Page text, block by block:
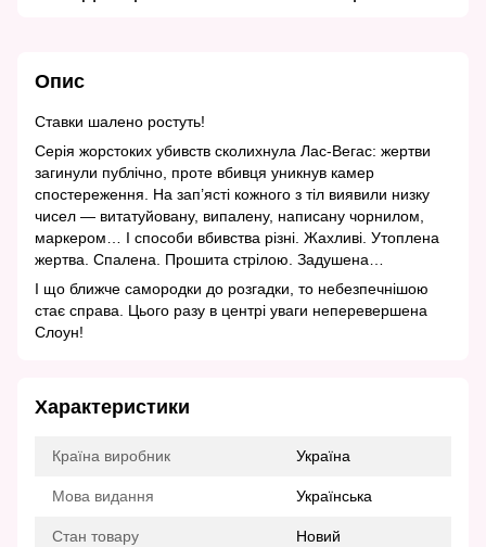
Опис
Ставки шалено ростуть!
Серія жорстоких убивств сколихнула Лас-Вегас: жертви
загинули публічно, проте вбивця уникнув камер
спостереження. На зап’ясті кожного з тіл виявили низку
чисел — витатуйовану, випалену, написану чорнилом,
маркером… І способи вбивства різні. Жахливі. Утоплена
жертва. Спалена. Прошита стрілою. Задушена…
І що ближче самородки до розгадки, то небезпечнішою
стає справа. Цього разу в центрі уваги неперевершена
Слоун!
Характеристики
Країна виробник Україна
Мова видання Українська
Стан товару Новий